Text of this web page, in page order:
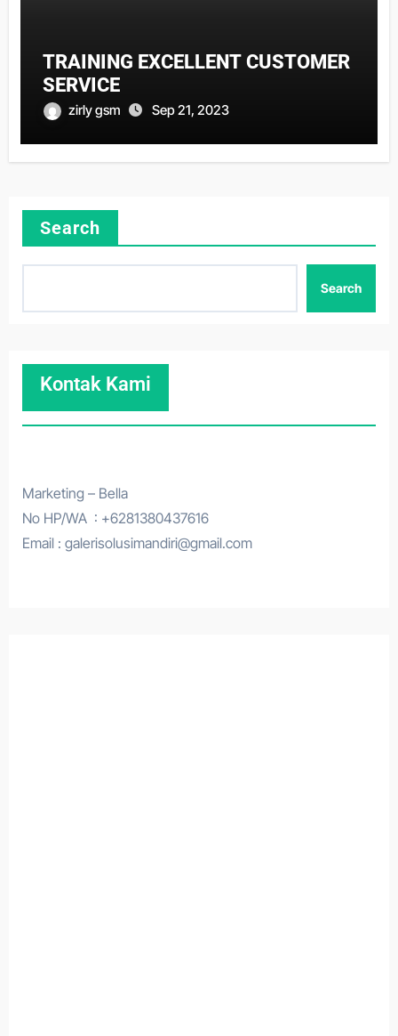
TRAINING EXCELLENT CUSTOMER
SERVICE
zirly gsm Sep 21, 2023
Search
Search
Kontak Kami
Marketing – Bella
No HP/WA : +6281380437616
Email : galerisolusimandiri@gmail.com